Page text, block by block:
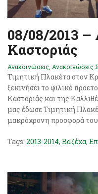
08/08/2013
Καστοριάς
Ανακοινώσεις, Ανακοινώσεις
Τιμητική Πλακέτα στον
ξεκινήσει το φιλικό
Καστοριάς και της
μας έδωσε Τιμητική
μακρόχρονη προσφορά
Tags: 2013-2014, Βαζέχα,